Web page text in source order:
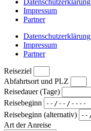
Datenschutzerklärung
Impressum
Partner
Datenschutzerklärung
Impressum
Partner
Reiseziel
Abfahrtsort und PLZ
Reisedauer (Tage)
Reisebeginn
Reisebeginn (alternativ)
Art der Anreise